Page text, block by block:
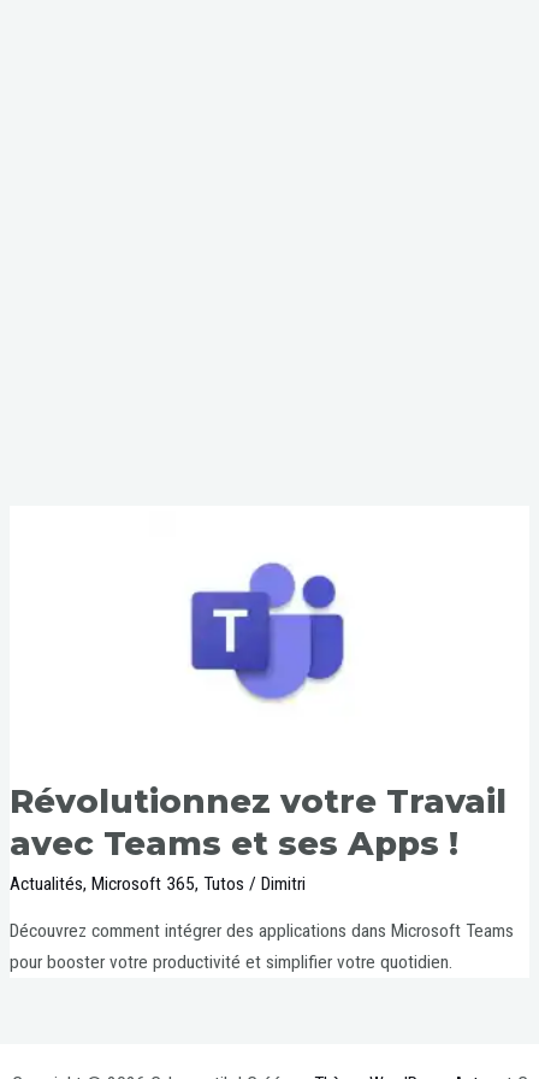
Révolutionnez votre Travail
avec Teams et ses Apps !
Actualités,Microsoft 365,Tutos /Dimitri
Découvrez comment intégrer des applications dans Microsoft Teams
pour booster votre productivité et simplifier votre quotidien.